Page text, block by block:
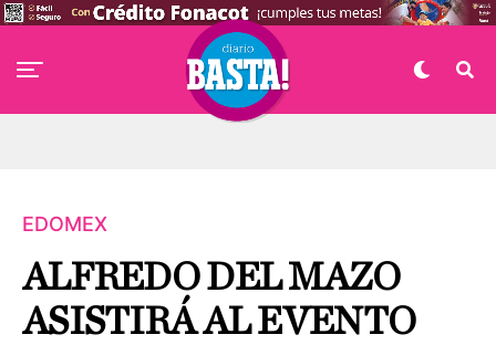
EDOMEX
ALFREDO DEL MAZO
ASISTIRÁ AL EVENTO